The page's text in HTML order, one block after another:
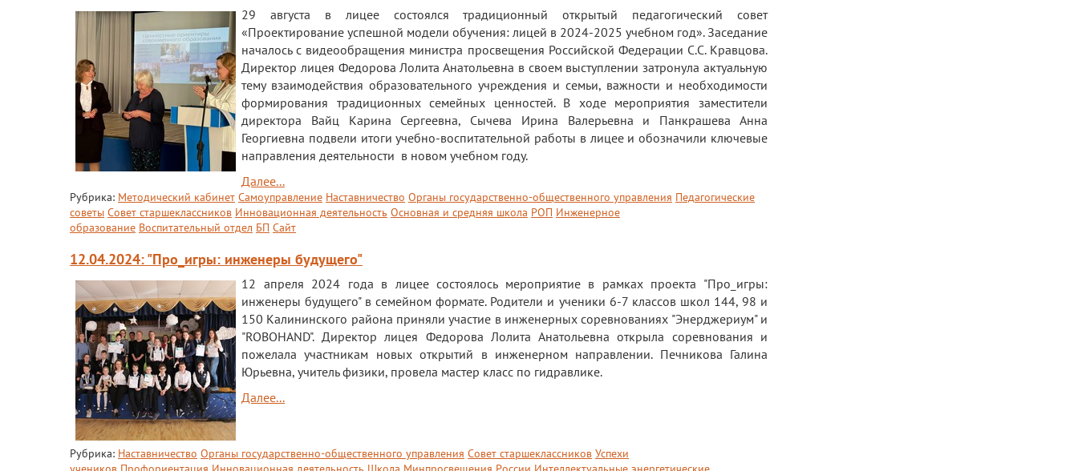
29 августа в лицее состоялся традиционный открытый педагогический совет
«Проектирование успешной модели обучения: лицей в 2024-2025 учебном год». Заседание
началось с видеообращения министра просвещения Российской Федерации С.С. Кравцова.
Директор лицея Федорова Лолита Анатольевна в своем выступлении затронула актуальную
тему взаимодействия образовательного учреждения и семьи, важности и необходимости
формирования традиционных семейных ценностей. В ходе мероприятия заместители
директора Вайц Карина Сергеевна, Сычева Ирина Валерьевна и Панкрашева Анна
Георгиевна подвели итоги учебно-воспитательной работы в лицее и обозначили ключевые
направления деятельности в новом учебном году.
Далее...
Рубрика: Методический кабинет Самоуправление Наставничество Органы государственно-общественного управления Педагогические
советы Совет старшеклассников Инновационная деятельность Основная и средняя школа РОП Инженерное
образование Воспитательный отдел БП Сайт
12.04.2024: "Про_игры: инженеры будущего"
12 апреля 2024 года в лицее состоялось мероприятие в рамках проекта "Про_игры:
инженеры будущего" в семейном формате. Родители и ученики 6-7 классов школ 144, 98 и
150 Калининского района приняли участие в инженерных соревнованиях "Энерджериум" и
"ROBOHAND". Директор лицея Федорова Лолита Анатольевна открыла соревнования и
пожелала участникам новых открытий в инженерном направлении. Печникова Галина
Юрьевна, учитель физики, провела мастер класс по гидравлике.
Далее...
Рубрика: Наставничество Органы государственно-общественного управления Совет старшеклассников Успехи